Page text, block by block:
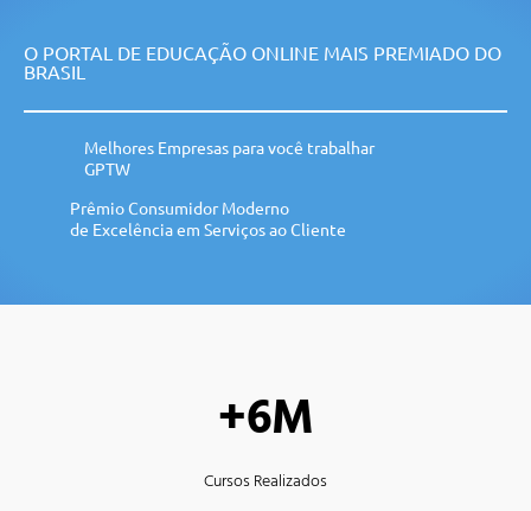
O PORTAL DE EDUCAÇÃO ONLINE MAIS PREMIADO DO
BRASIL
Melhores Empresas para você trabalhar
GPTW
Prêmio Consumidor Moderno
de Excelência em Serviços ao Cliente
+6M
Cursos Realizados